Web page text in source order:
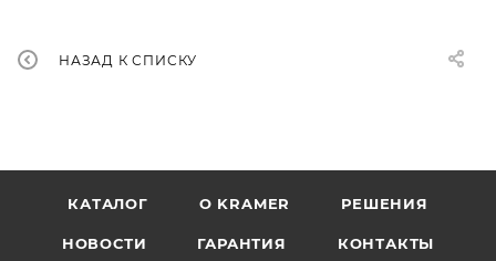
НАЗАД К СПИСКУ
КАТАЛОГ O KRAMER РЕШЕНИЯ
НОВОСТИ ГАРАНТИЯ КОНТАКТЫ